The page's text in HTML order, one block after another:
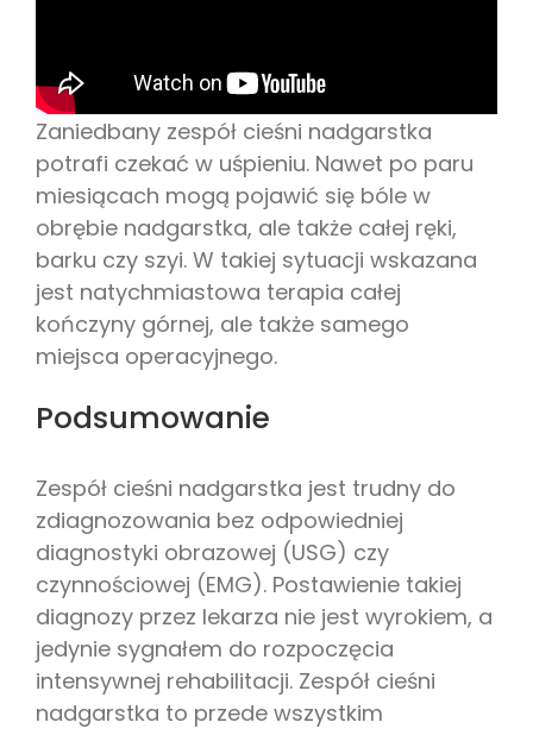
Zaniedbany zespół cieśni nadgarstka
potrafi czekać w uśpieniu. Nawet po paru
miesiącach mogą pojawić się bóle w
obrębie nadgarstka, ale także całej ręki,
barku czy szyi. W takiej sytuacji wskazana
jest natychmiastowa terapia całej
kończyny górnej, ale także samego
miejsca operacyjnego.
Podsumowanie
Zespół cieśni nadgarstka jest trudny do
zdiagnozowania bez odpowiedniej
diagnostyki obrazowej (USG) czy
czynnościowej (EMG). Postawienie takiej
diagnozy przez lekarza nie jest wyrokiem, a
jedynie sygnałem do rozpoczęcia
intensywnej rehabilitacji. Zespół cieśni
nadgarstka to przede wszystkim